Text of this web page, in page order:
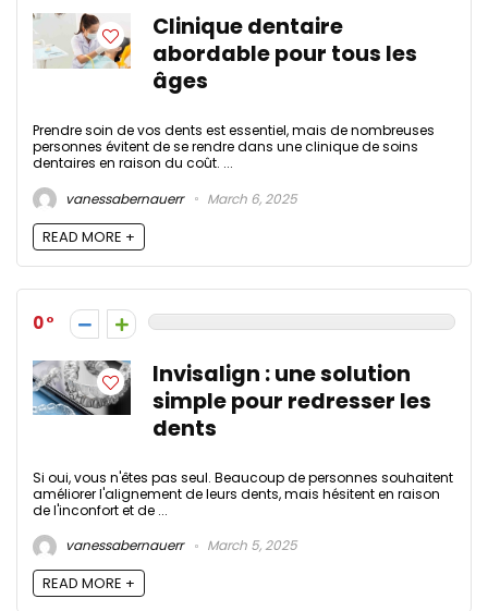
Clinique dentaire
abordable pour tous les
âges
Prendre soin de vos dents est essentiel, mais de nombreuses
personnes évitent de se rendre dans une clinique de soins
dentaires en raison du coût. ...
vanessabernauerr
March 6, 2025
READ MORE +
0
Invisalign : une solution
simple pour redresser les
dents
Si oui, vous n'êtes pas seul. Beaucoup de personnes souhaitent
améliorer l'alignement de leurs dents, mais hésitent en raison
de l'inconfort et de ...
vanessabernauerr
March 5, 2025
READ MORE +